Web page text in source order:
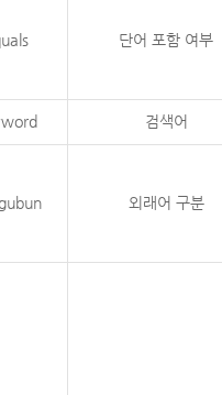
단어 포함 여부
검색어
외래어 구분